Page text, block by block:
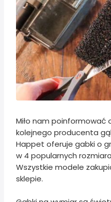
Miło nam poinformować
kolejnego producenta
Happet oferuje gabki o
w 4 popularnych
Wszystkie modele
sklepie.